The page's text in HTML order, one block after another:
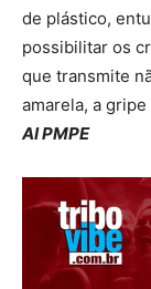
de plástico,
possibilitar os
que transmite
amarela, a
AI PMPE